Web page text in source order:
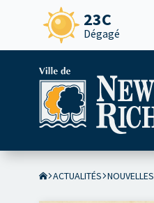
23C
Dégagé
ACTUALITÉS NOUVELLES